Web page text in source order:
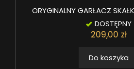
ORYGINALNY GARŁACZ
DOSTĘPNY
209,00 zł
Do koszyka